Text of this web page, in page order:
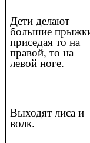
Дети делают
большие
приседая то на
правой, то на
левой ноге.
Выходят лиса и
волк.